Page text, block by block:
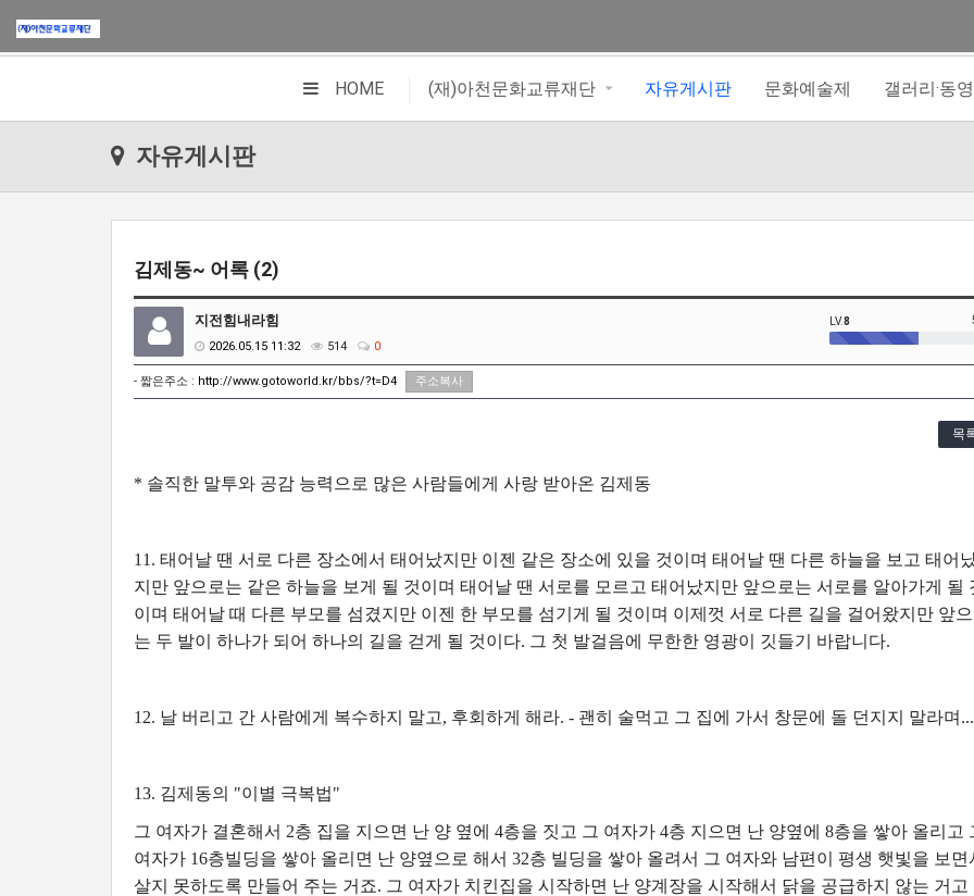
HOME (재)아천문화교류재단 자유게시판 문화예술제 갤러리·동
자유게시판
김제동~ 어록 (2)
지전힘내라힘
2026.05.15 11:32 514 0
LV.8
- 짧은주소 : http://www.gotoworld.kr/bbs/?t=D4 주소복사
목
* 솔직한 말투와 공감 능력으로 많은 사람들에게 사랑 받아온 김제동
11. 태어날 땐 서로 다른 장소에서 태어났지만 이젠 같은 장소에 있을 것이며 태어날 땐 다른 하늘을 보고 태어
지만 앞으로는 같은 하늘을 보게 될 것이며 태어날 땐 서로를 모르고 태어났지만 앞으로는 서로를 알아가게 될
이며 태어날 때 다른 부모를 섬겼지만 이젠 한 부모를 섬기게 될 것이며 이제껏 서로 다른 길을 걸어왔지만 앞
는 두 발이 하나가 되어 하나의 길을 걷게 될 것이다. 그 첫 발걸음에 무한한 영광이 깃들기 바랍니다.
12. 날 버리고 간 사람에게 복수하지 말고, 후회하게 해라. - 괜히 술먹고 그 집에 가서 창문에 돌 던지지 말라며...
13. 김제동의 "이별 극복법"
그 여자가 결혼해서 2층 집을 지으면 난 양 옆에 4층을 짓고 그 여자가 4층 지으면 난 양옆에 8층을 쌓아 올리고
여자가 16층빌딩을 쌓아 올리면 난 양옆으로 해서 32층 빌딩을 쌓아 올려서 그 여자와 남편이 평생 햇빛을 보면
살지 못하도록 만들어 주는 거죠. 그 여자가 치킨집을 시작하면 난 양계장을 시작해서 닭을 공급하지 않는 거고